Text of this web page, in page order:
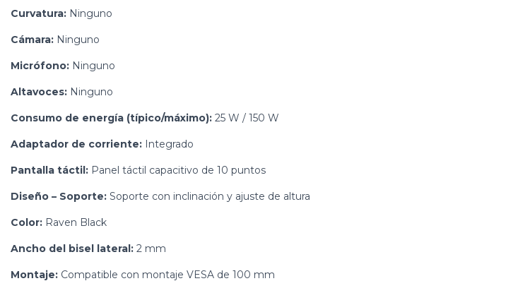
Curvatura: Ninguno
Cámara: Ninguno
Micrófono: Ninguno
Altavoces: Ninguno
Consumo de energía (típico/máximo): 25 W / 150 W
Adaptador de corriente: Integrado
Pantalla táctil: Panel táctil capacitivo de 10 puntos
Diseño – Soporte: Soporte con inclinación y ajuste de altura
Color: Raven Black
Ancho del bisel lateral: 2 mm
Montaje: Compatible con montaje VESA de 100 mm